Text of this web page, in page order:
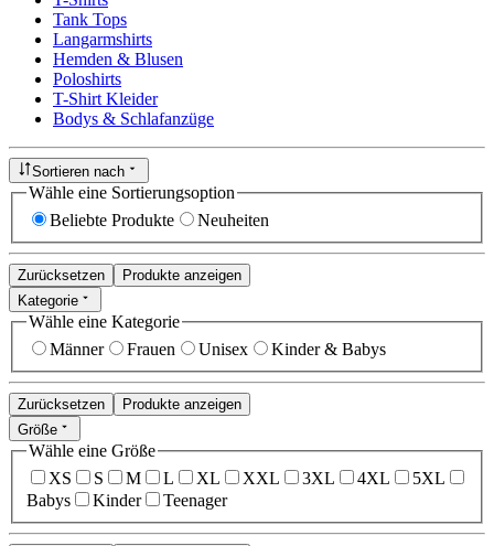
Tank Tops
Langarmshirts
Hemden & Blusen
Poloshirts
T-Shirt Kleider
Bodys & Schlafanzüge
Sortieren nach
Wähle eine Sortierungsoption
Beliebte Produkte
Neuheiten
Zurücksetzen
Produkte anzeigen
Kategorie
Wähle eine Kategorie
Männer
Frauen Unisex Kinder & Babys
Zurücksetzen
Produkte anzeigen
Größe
Wähle eine Größe
XS
S M L XL XXL 3XL 4XL
5XL
Babys
Kinder Teenager